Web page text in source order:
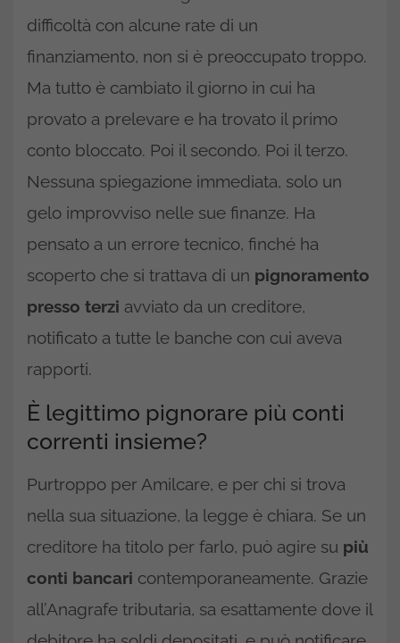
difficoltà con alcune rate di un
finanziamento, non si è preoccupato troppo.
Ma tutto è cambiato il giorno in cui ha
provato a prelevare e ha trovato il primo
conto bloccato. Poi il secondo. Poi il terzo.
Nessuna spiegazione immediata, solo un
gelo improvviso nelle sue finanze. Ha
pensato a un errore tecnico, finché ha
scoperto che si trattava di un pignoramento
presso terzi avviato da un creditore,
notificato a tutte le banche con cui aveva
rapporti.​
È legittimo pignorare più conti
correnti insieme?
Purtroppo per Amilcare, e per chi si trova
nella sua situazione, la legge è chiara. Se un
creditore ha titolo per farlo, può agire su più
conti bancari contemporaneamente. Grazie
all’Anagrafe tributaria, sa esattamente dove il